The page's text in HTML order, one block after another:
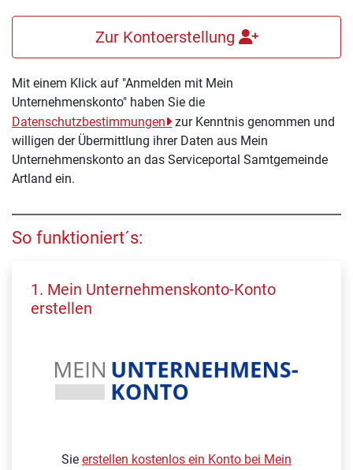
Zur Kontoerstellung
Mit einem Klick auf "Anmelden mit Mein
Unternehmenskonto" haben Sie die
Datenschutzbestimmungen
zur Kenntnis genommen und
willigen der Übermittlung ihrer Daten aus Mein
Unternehmenskonto an das Serviceportal Samtgemeinde
Artland ein.
So funktioniert´s:
1. Mein Unternehmenskonto-Konto
erstellen
Sie erstellen kostenlos ein Konto bei Mein